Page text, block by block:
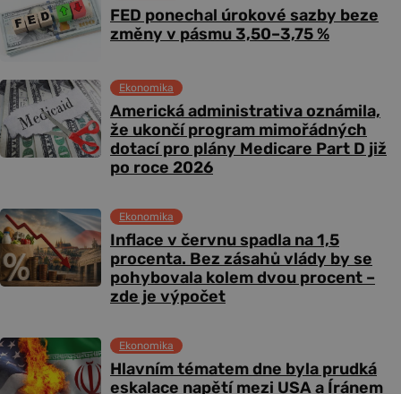
FED ponechal úrokové sazby beze
změny v pásmu 3,50–3,75 %
Americká administrativa oznámila,
že ukončí program mimořádných
dotací pro plány Medicare Part D již
po roce 2026
Ekonomika
Inflace v červnu spadla na 1,5
procenta. Bez zásahů vlády by se
pohybovala kolem dvou procent –
zde je výpočet
Ekonomika
Hlavním tématem dne byla prudká
eskalace napětí mezi USA a Íránem
Ekonomika